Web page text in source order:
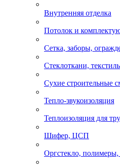
Внутренняя отделка
Потолок и
Сетка, заборы,
Стеклоткани,
Сухие строительные
Тепло-звукоизоляция
Теплоизоляция для
Шифер, ЦСП
Оргстекло, полимеры,